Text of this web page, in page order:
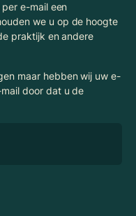
e-mail een
we u op de hoogte
praktijk en andere
maar hebben wij uw e-
door dat u de